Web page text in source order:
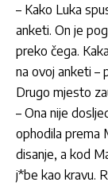
– Kako Luka
anketi. On je
preko čega.
na ovoj anketi –
Drugo mjesto
– Ona nije
ophodila prema
disanje, a kod
j*be kao kravu.